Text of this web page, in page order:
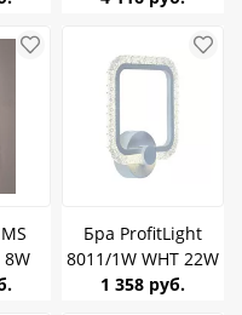
Бра ProfitLight
8011/1W WHT 22W
1 358 руб.